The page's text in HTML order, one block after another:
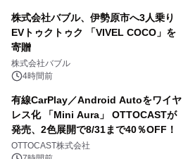
株式会社バブル、伊勢原市へ3人乗り
EVトゥクトゥク 「VIVEL COCO」を
寄贈
株式会社バブル
4時間前
有線CarPlay／Android Autoをワイヤ
レス化 「Mini Aura」 OTTOCASTが
発売、2色展開で8/31まで40％OFF！
OTTOCAST株式会社